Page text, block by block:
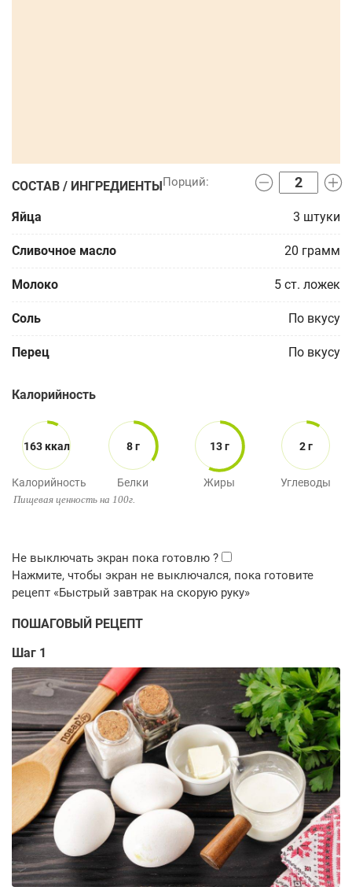
СОСТАВ / ИНГРЕДИЕНТЫ
Яйца 3 штуки
Сливочное масло 20 грамм
Молоко 5 ст. ложек
Соль По вкусу
Перец По вкусу
Калорийность
163 ккал
Калорийность
8 г
Белки
13 г
Жиры
2 г
Углеводы
Пищевая ценность на 100г.
ПОШАГОВЫЙ РЕЦЕПТ
Шаг 1